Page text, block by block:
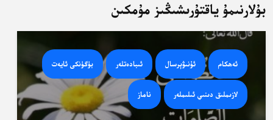
بۇلارنىمۇ ياقتۇرىشىڭىز مۇمكىن
ئەھكام ئۇنىۋېرسال ئىبادەتلەر بۈگۈنكى ئايەت
لازىملىق دىنىي ئىلىملەر ناماز